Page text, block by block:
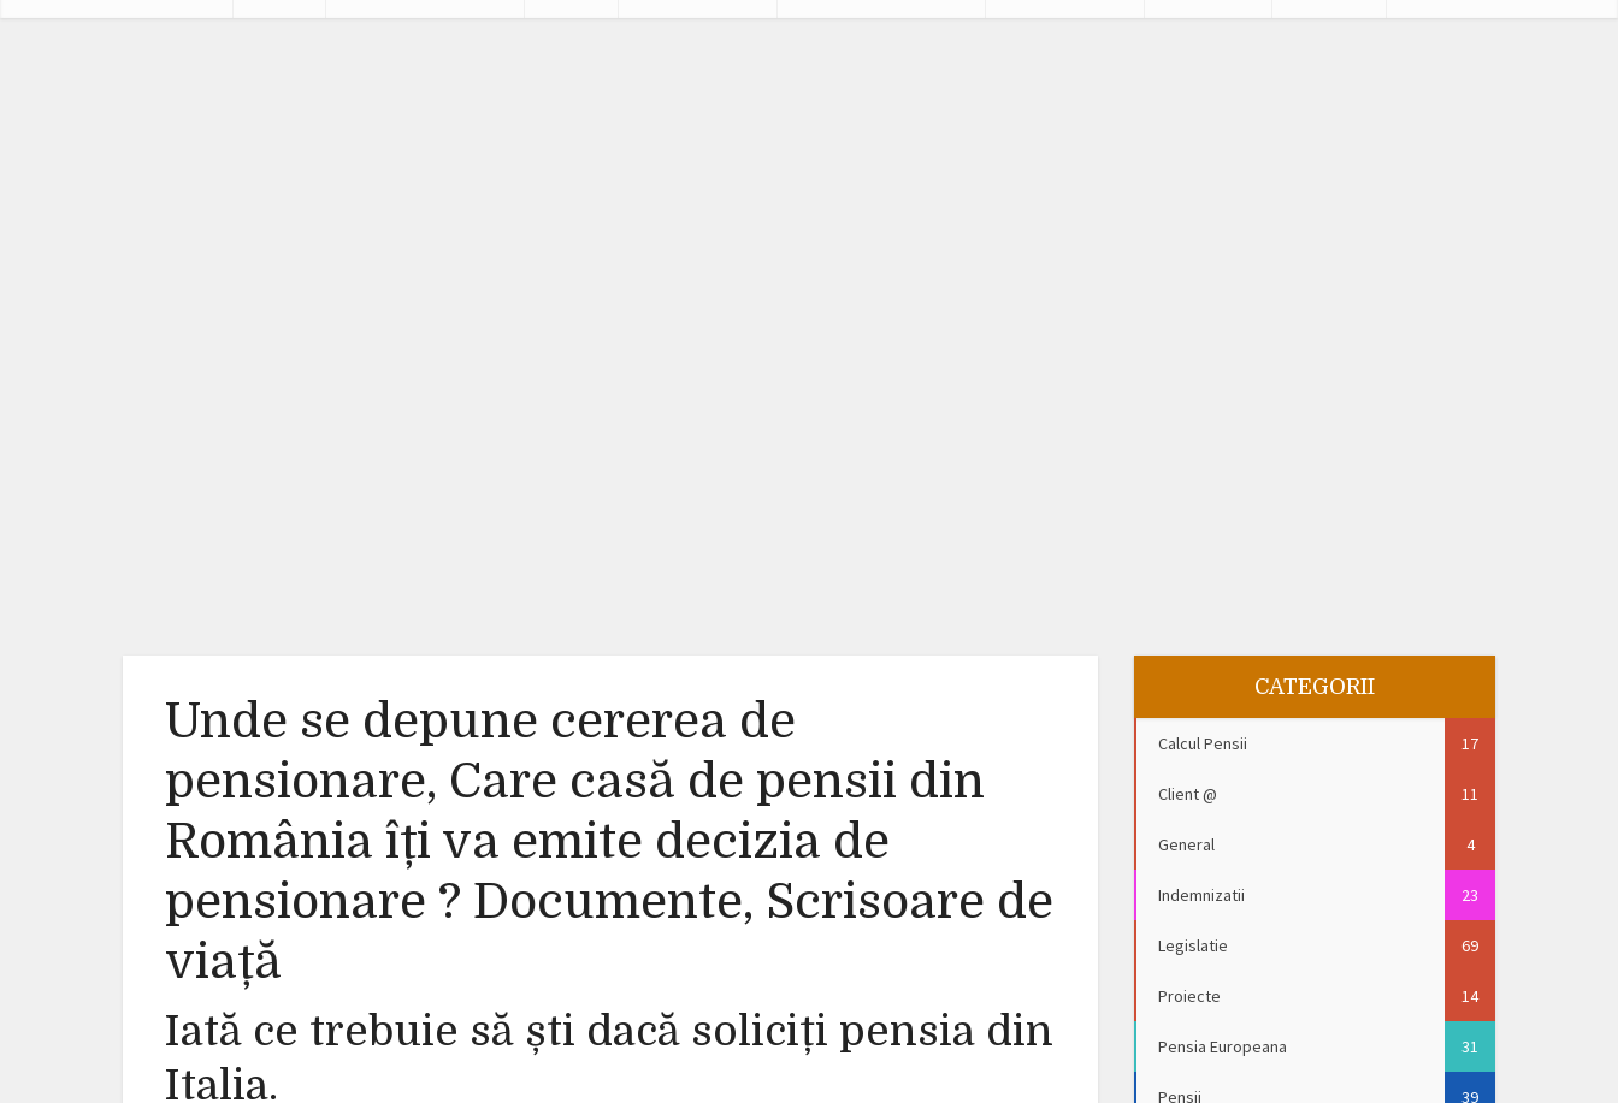
Unde se depune cererea de
pensionare, Care casă de pensii din
România îți va emite decizia de
pensionare ? Documente, Scrisoare de
viață
Iată ce trebuie să ști dacă soliciți pensia din
Italia.
CATEGORII
Calcul Pensii 17
Client @ 11
General 4
Indemnizatii 23
Legislatie 69
Proiecte 14
Pensia Europeana 31
Pensii 39